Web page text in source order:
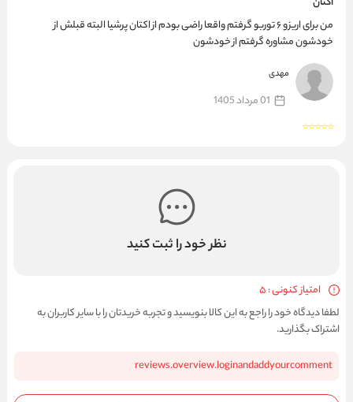
من برای اریزو ۶ توربو گرفتم واقعا راضی بودم از اکتان پرشیا البته قبلش از
خودشون مشاوره گرفتم از خودشون
مهدی
01 مرداد 1405
نظر خود را ثبت کنید
امتیاز کنونی : 5
لطفا دیدگاه خود را راجع به این کالا بنویسید و تجربه خریدتان را با سایر کاربران به
اشتراک بگذارید.
reviews.overview.loginandaddyourcomment